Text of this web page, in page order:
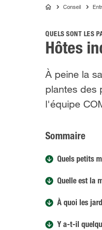
COMPOConseil
QUELS SONT LES
Hôtes
À peine la
plantes des
l'équipe
Sommaire
Quels petits
Quelle est la
À quoi les
Y a-t-il